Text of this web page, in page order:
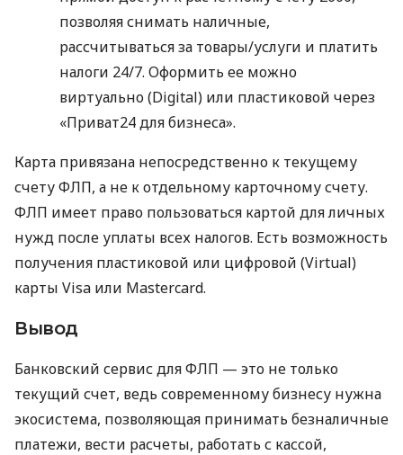
позволяя снимать наличные,
рассчитываться за товары/услуги и платить
налоги 24/7. Оформить ее можно
виртуально (Digital) или пластиковой через
«Приват24 для бизнеса».
Карта привязана непосредственно к текущему
счету ФЛП, а не к отдельному карточному счету.
ФЛП имеет право пользоваться картой для личных
нужд после уплаты всех налогов. Есть возможность
получения пластиковой или цифровой (Virtual)
карты Visa или Mastercard.
Вывод
Банковский сервис для ФЛП — это не только
текущий счет, ведь современному бизнесу нужна
экосистема, позволяющая принимать безналичные
платежи, вести расчеты, работать с кассой,